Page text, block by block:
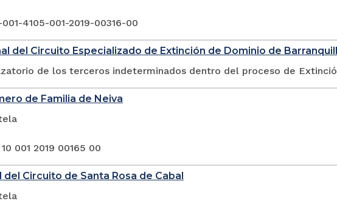
4105-001-2019-00316-00
del Circuito Especializado de Extinción de Dominio de
de los terceros indeterminados dentro del proceso de
de Familia de Neiva
10 001 2019 00165 00
del Circuito de Santa Rosa de Cabal